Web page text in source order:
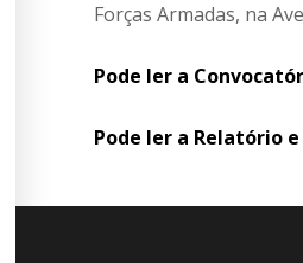
Forças Armadas, na
Pode ler a
Pode ler a Relatório